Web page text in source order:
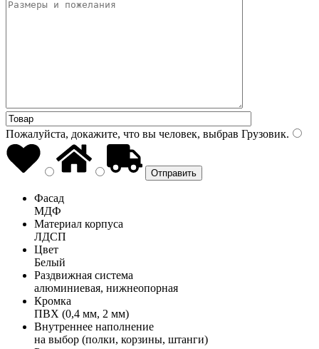
Пожалуйста, докажите, что вы человек, выбрав Грузовик.
Фасад
МДФ
Материал корпуса
ЛДСП
Цвет
Белый
Раздвижная система
алюминиевая, нижнеопорная
Кромка
ПВХ (0,4 мм, 2 мм)
Внутреннее наполнение
на выбор (полки, корзины, штанги)